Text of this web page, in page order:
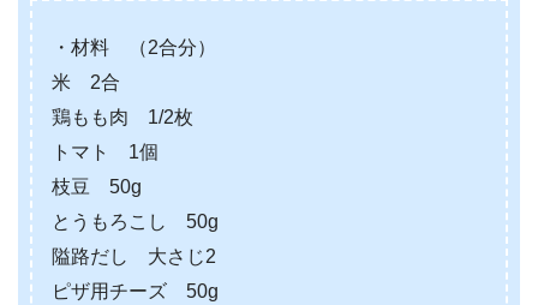
・材料 （2合分）
米 2合
鶏もも肉 1/2枚
トマト 1個
枝豆 50g
とうもろこし 50g
隘路だし 大さじ2
ピザ用チーズ 50g